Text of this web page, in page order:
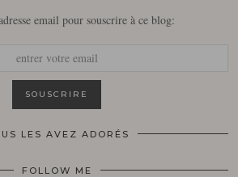
email pour souscrire à ce blog:
LES AVEZ ADORÉS
FOLLOW ME